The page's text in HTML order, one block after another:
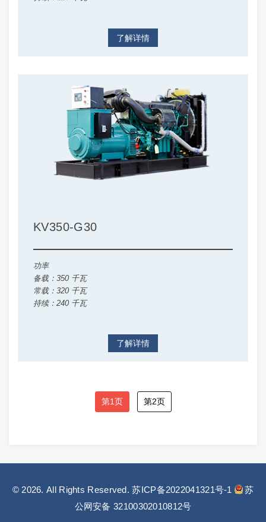
了解详情
KV350-G30
功率
备载：350 千瓦
常载：320 千瓦
持续：240 千瓦
了解详情
第1页 第2页
© 2026. All Rights Reserved.苏ICP备2022041321号-1
苏
公网安备 32100302010812号